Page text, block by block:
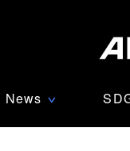
News ∨